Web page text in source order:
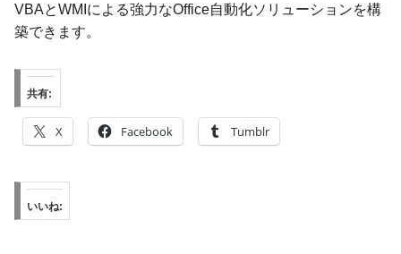
VBAとWMIによる強力なOffice自動化ソリューションを構
築できます。
共有:
X Facebook Tumblr
いいね: